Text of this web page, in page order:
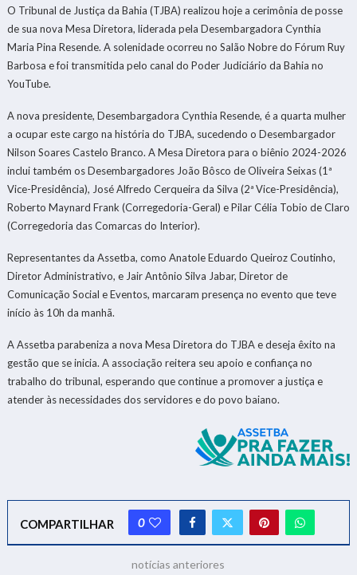
O Tribunal de Justiça da Bahia (TJBA) realizou hoje a cerimônia de posse
de sua nova Mesa Diretora, liderada pela Desembargadora Cynthia
Maria Pina Resende. A solenidade ocorreu no Salão Nobre do Fórum Ruy
Barbosa e foi transmitida pelo canal do Poder Judiciário da Bahia no
YouTube.
A nova presidente, Desembargadora Cynthia Resende, é a quarta mulher
a ocupar este cargo na história do TJBA, sucedendo o Desembargador
Nilson Soares Castelo Branco. A Mesa Diretora para o biênio 2024-2026
inclui também os Desembargadores João Bôsco de Oliveira Seixas (1ª
Vice-Presidência), José Alfredo Cerqueira da Silva (2ª Vice-Presidência),
Roberto Maynard Frank (Corregedoria-Geral) e Pilar Célia Tobio de Claro
(Corregedoria das Comarcas do Interior).
Representantes da Assetba, como Anatole Eduardo Queiroz Coutinho,
Diretor Administrativo, e Jair Antônio Silva Jabar, Diretor de
Comunicação Social e Eventos, marcaram presença no evento que teve
início às 10h da manhã.
A Assetba parabeniza a nova Mesa Diretora do TJBA e deseja êxito na
gestão que se inicia. A associação reitera seu apoio e confiança no
trabalho do tribunal, esperando que continue a promover a justiça e
atender às necessidades dos servidores e do povo baiano.
COMPARTILHAR 0
notícias anteriores